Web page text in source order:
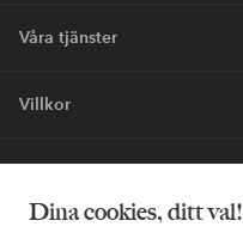
Dina cookies, ditt val!
Våra tjänster
Villkor
Vänner